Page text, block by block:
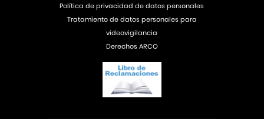
Política de privacidad de datos personales
Tratamiento de datos personales para
videovigilancia
Derechos ARCO